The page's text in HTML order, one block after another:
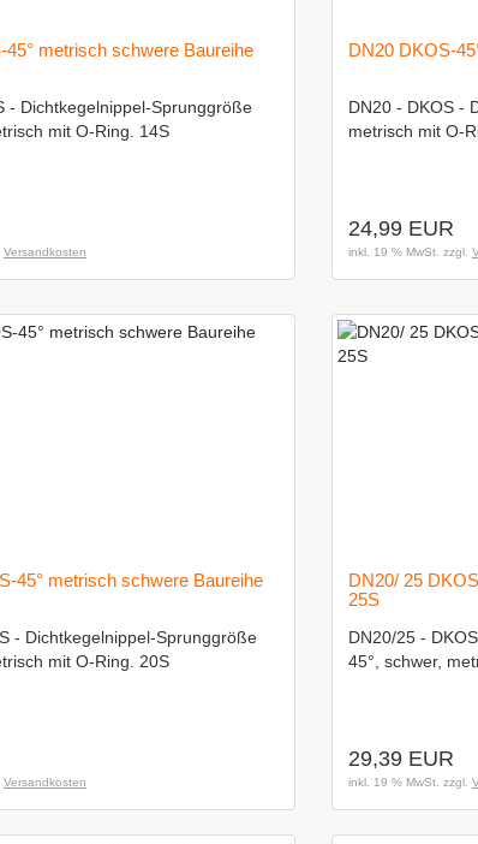
45° metrisch schwere Baureihe
- Dichtkegelnippel-Sprunggröße
mit O-Ring. 14S
Versandkosten
DN20 DKOS-
DN20 - DKOS -
metrisch mit O-
24,99 EUR
inkl. 19 % MwSt. zzgl.
45° metrisch schwere Baureihe
- Dichtkegelnippel-Sprunggröße
mit O-Ring. 20S
Versandkosten
DN20/ 25
25S
DN20/25 -
45°, schwer,
29,39 EUR
inkl. 19 % MwSt. zzgl.